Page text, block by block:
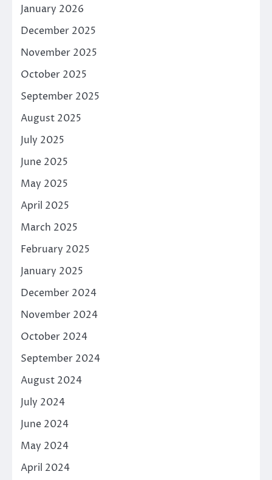
January 2026
December 2025
November 2025
October 2025
September 2025
August 2025
July 2025
June 2025
May 2025
April 2025
March 2025
February 2025
January 2025
December 2024
November 2024
October 2024
September 2024
August 2024
July 2024
June 2024
May 2024
April 2024